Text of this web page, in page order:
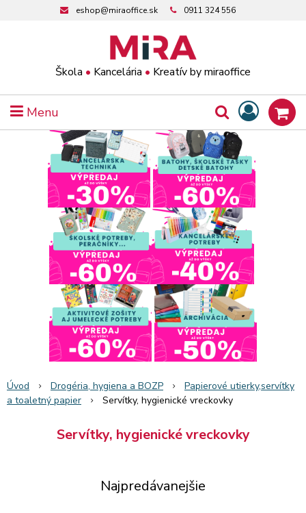
Škola • Kancelária • Kreatív by miraoffice
eshop@miraoffice.sk 0911 324 556
Menu
Úvod Drogéria, hygiena a BOZP
Papierové utierky,servítky
a toaletný papier
Servítky, hygienické vreckovky
Servítky, hygienické vreckovky
Najpredávanejšie